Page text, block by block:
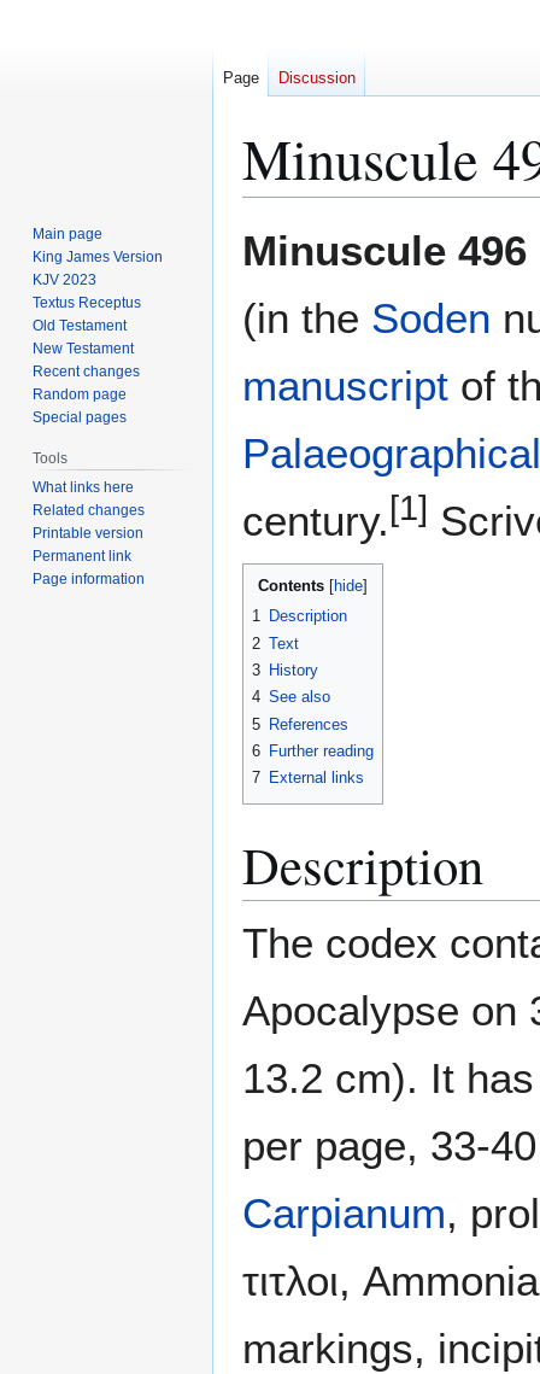
Minuscule
toto
Minuscule 496
(in the Soden
manuscript of
century. [1]
Contents
1 Description
2 Text
3 History
4 See also
5 References
6 Further reading
7 External links
Description
The codex
Apocalypse on
13.2 cm). It
per page, 33-
Carpianum,
τιτλοι,
markings,
Page Discussion
Main page
King James Version
KJV 2023
Textus Receptus
Old Testament
New Testament
Recent changes
Random page
Special pages
Tools
What links here
Related changes
Printable version
Permanent link
Page information